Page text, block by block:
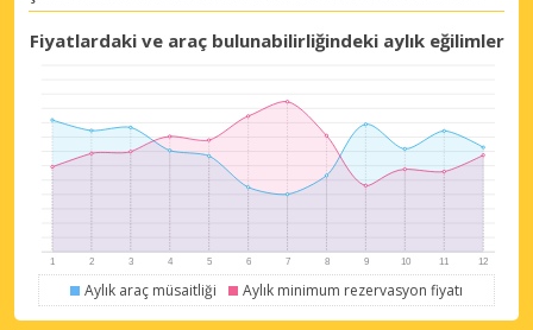
Fiyatlardaki ve araç bulunabilirliğindeki aylık eğilimler
Aylık araç müsaitliği Aylık minimum rezervasyon fiyatı
Özel iş ortağı tekliflerine erişim sağlayın
eLink ile giriş yap